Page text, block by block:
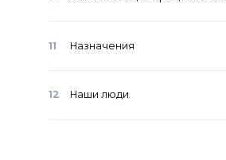
11 Назначения
12 Наши люди